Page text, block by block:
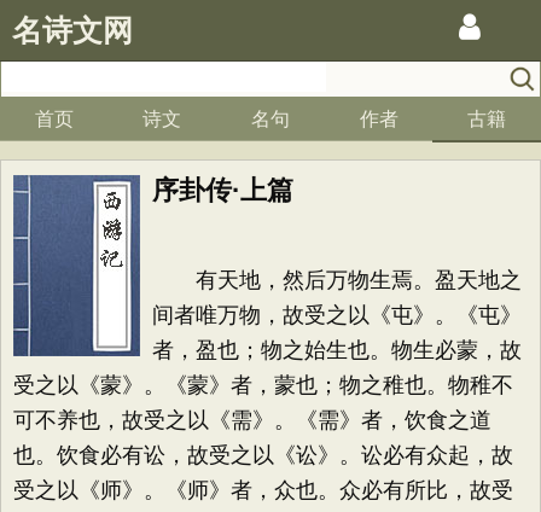
名诗文网
首页 诗文 名句 作者 古籍
序卦传·上篇
有天地，然后万物生焉。盈天地之
间者唯万物，故受之以《屯》。《屯》
者，盈也；物之始生也。物生必蒙，故
受之以《蒙》。《蒙》者，蒙也；物之稚也。物稚不
可不养也，故受之以《需》。《需》者，饮食之道
也。饮食必有讼，故受之以《讼》。讼必有众起，故
受之以《师》。《师》者，众也。众必有所比，故受